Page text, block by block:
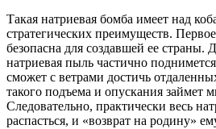
Такая натриевая бомба имеет над
стратегических преимуществ.
безопасна для создавшей ее страны.
натриевая пыль частично поднимется
сможет с ветрами достичь
такого подъема и опускания займет
Следовательно, практически весь
распасться, и «возврат на родину»